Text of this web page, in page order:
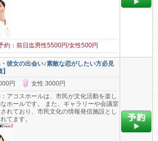
約：前日迄男性5500円/女性500円
彼女の出会い♪素敵な恋がしたい方必見
円
女性 3000円
アコスホールは、市民が文化活動を楽し
ホールです。 また、ギャラリーや会議室
れており、市民文化の情報発信施設とし
てます。